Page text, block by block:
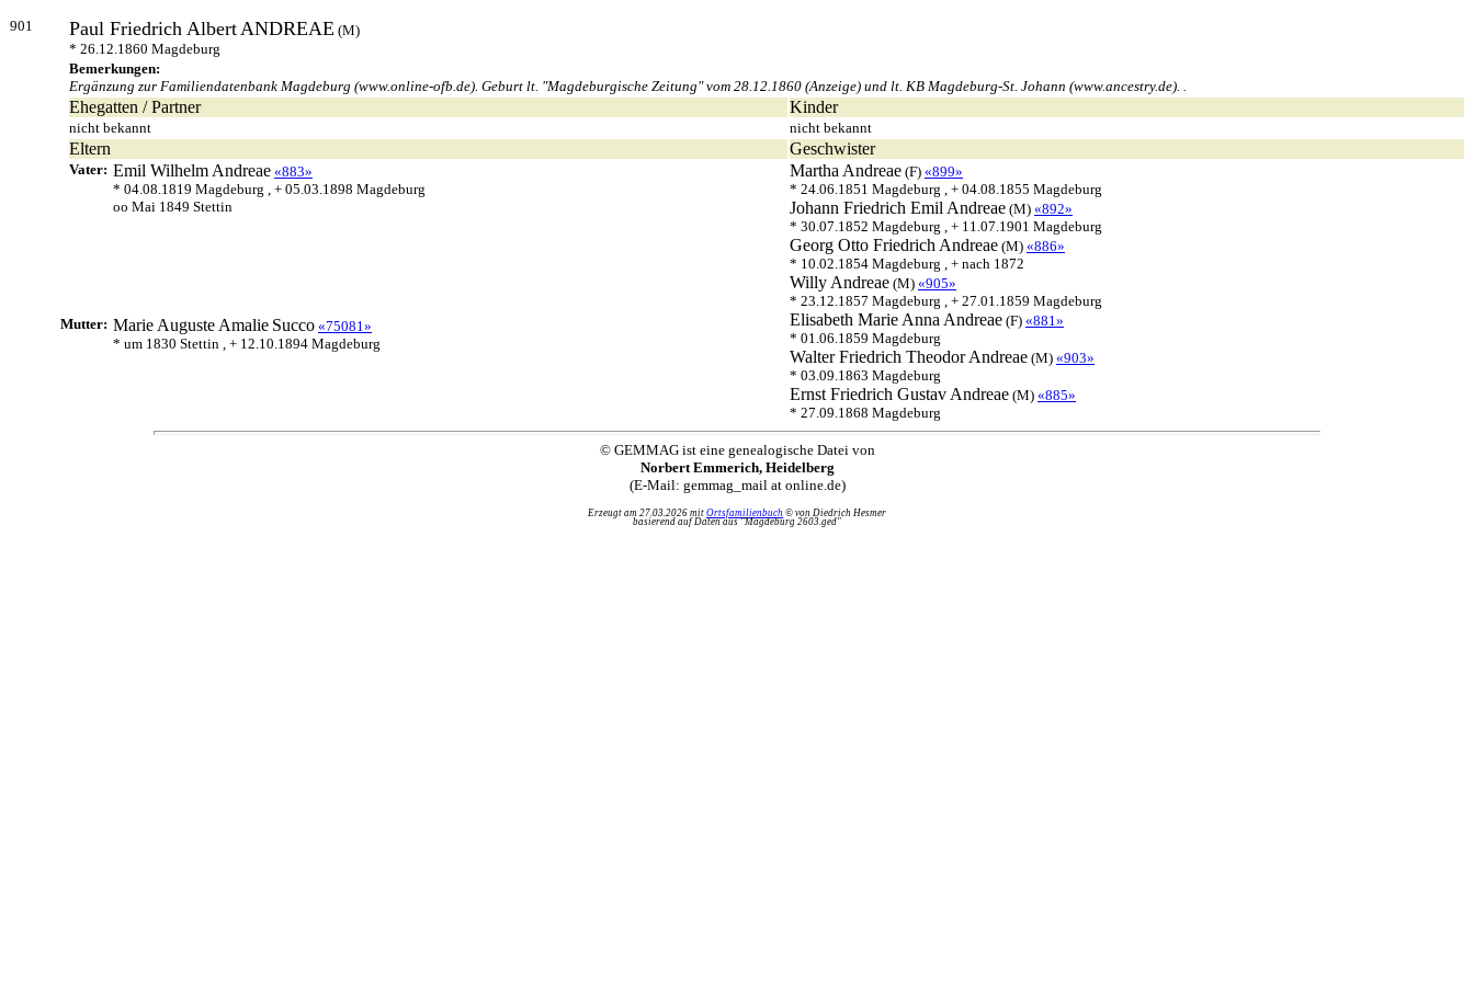
901 Paul Friedrich AlbertANDREAE (M)
* 26.12.1860 Magdeburg
Bemerkungen:
Ergänzung zur Familiendatenbank Magdeburg (www.online-ofb.de). Geburt lt. "Magdeburgische Zeitung" vom 28.12.1860 (Anzeige) und lt. KB Magdeburg-St. Johann (www.ancestry.de). .
Ehegatten / Partner Kinder
nicht bekannt nicht bekannt
Eltern Geschwister
Vater: Emil Wilhelm Andreae «883»
* 04.08.1819 Magdeburg , + 05.03.1898 Magdeburg
oo Mai 1849 Stettin
Martha Andreae (F) «899»
* 24.06.1851 Magdeburg , + 04.08.1855 Magdeburg
Johann Friedrich Emil Andreae (M) «892»
* 30.07.1852 Magdeburg , + 11.07.1901 Magdeburg
Georg Otto Friedrich Andreae (M) «886»
* 10.02.1854 Magdeburg , + nach 1872
Willy Andreae (M) «905»
* 23.12.1857 Magdeburg , + 27.01.1859 Magdeburg
Elisabeth Marie Anna Andreae (F) «881»
* 01.06.1859 Magdeburg
Walter Friedrich Theodor Andreae (M) «903»
* 03.09.1863 Magdeburg
Ernst Friedrich Gustav Andreae (M) «885»
* 27.09.1868 Magdeburg
Mutter: Marie Auguste Amalie Succo «75081»
* um 1830 Stettin , + 12.10.1894 Magdeburg
© GEMMAG ist eine genealogische Datei von
Norbert Emmerich, Heidelberg
(E-Mail: gemmag_mail at online.de)
Erzeugt am 27.03.2026 mit Ortsfamilienbuch © von Diedrich Hesmer
basierend auf Daten aus "Magdeburg 2603.ged"